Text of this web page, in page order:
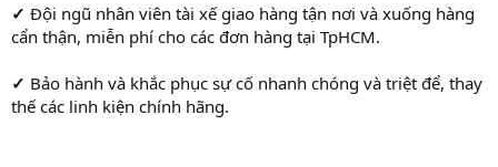
✓ Đội ngũ nhân viên tài xế giao hàng tận nơi và xuống hàng
cẩn thận, miễn phí cho các đơn hàng tại TpHCM.
✓ Bảo hành và khắc phục sự cố nhanh chóng và triệt để, thay
thế các linh kiện chính hãng.